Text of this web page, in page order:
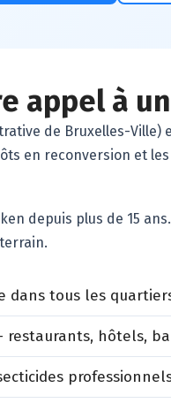
appel à
de Bruxelles-Ville)
en reconversion et
depuis plus de 15
tous les
restaurants, hôtels,
professionnels